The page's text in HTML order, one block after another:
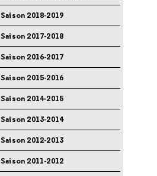
Saison 2018-2019
Saison 2017-2018
Saison 2016-2017
Saison 2015-2016
Saison 2014-2015
Saison 2013-2014
Saison 2012-2013
Saison 2011-2012